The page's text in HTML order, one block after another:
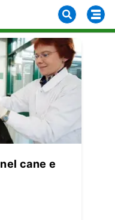
cane e